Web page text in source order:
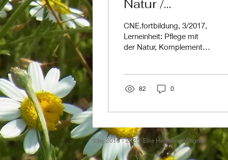
Natur /
Komplementär
pflegen
CNE.fortbildung
und
CNE.fortbildung, 3/2017,
Lerneinheit: Pflege mit
der Natur, Komplementär
82 0
©by 2016 - 2025 Elke Heilmann-Wagner